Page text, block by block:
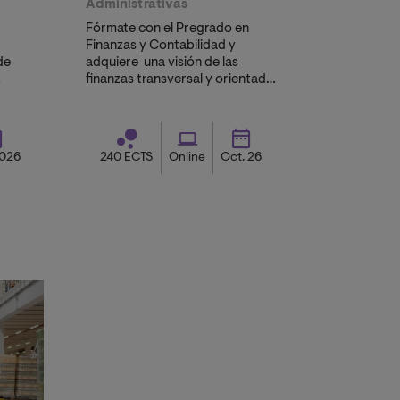
en
Administrativas
Fórmate con el Pregrado en
Finanzas y Contabilidad y
adquiere una visión de las
finanzas transversal y orientada
polivalente que las empresas
buscan.
240 ECTS Online Oct. 26